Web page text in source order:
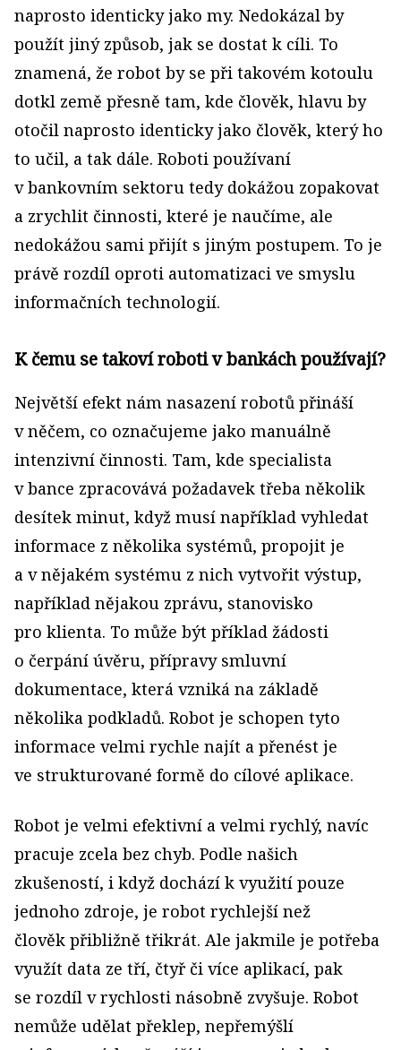
naprosto identicky jako my. Nedokázal by
použít jiný způsob, jak se dostat k cíli. To
znamená, že robot by se při takovém kotoulu
dotkl země přesně tam, kde člověk, hlavu by
otočil naprosto identicky jako člověk, který ho
to učil, a tak dále. Roboti používaní
v bankovním sektoru tedy dokážou zopakovat
a zrychlit činnosti, které je naučíme, ale
nedokážou sami přijít s jiným postupem. To je
právě rozdíl oproti automatizaci ve smyslu
informačních technologií.
K čemu se takoví roboti v bankách používají?
Největší efekt nám nasazení robotů přináší
v něčem, co označujeme jako manuálně
intenzivní činnosti. Tam, kde specialista
v bance zpracovává požadavek třeba několik
desítek minut, když musí například vyhledat
informace z několika systémů, propojit je
a v nějakém systému z nich vytvořit výstup,
například nějakou zprávu, stanovisko
pro klienta. To může být příklad žádosti
o čerpání úvěru, přípravy smluvní
dokumentace, která vzniká na základě
několika podkladů. Robot je schopen tyto
informace velmi rychle najít a přenést je
ve strukturované formě do cílové aplikace.
Robot je velmi efektivní a velmi rychlý, navíc
pracuje zcela bez chyb. Podle našich
zkušeností, i když dochází k využití pouze
jednoho zdroje, je robot rychlejší než
člověk přibližně třikrát. Ale jakmile je potřeba
využít data ze tří, čtyř či více aplikací, pak
se rozdíl v rychlosti násobně zvyšuje. Robot
nemůže udělat překlep, nepřemýšlí